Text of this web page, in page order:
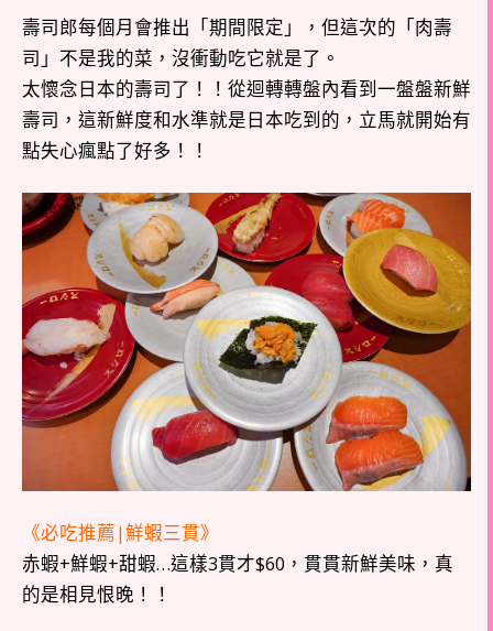
壽司郎每個月會推出「期間限定」，但這次的「肉壽
司」不是我的菜，沒衝動吃它就是了。
太懷念日本的壽司了！！從迴轉轉盤內看到一盤盤新鮮
壽司，這新鮮度和水準就是日本吃到的，立馬就開始有
點失心瘋點了好多！！
《必吃推薦|鮮蝦三貫》
赤蝦+鮮蝦+甜蝦…這樣3貫才$60，貫貫新鮮美味，真
的是相見恨晚！！